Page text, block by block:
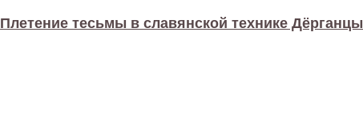
Плетение тесьмы в славянской технике